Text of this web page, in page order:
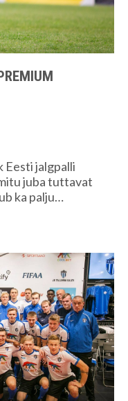
Eesti jalgpalli
juba tuttavat
ka palju…